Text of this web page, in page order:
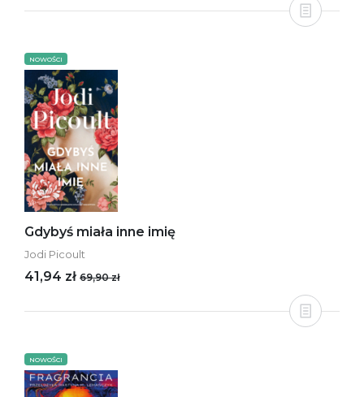
NOWOŚCI
Gdybyś miała inne imię
Jodi Picoult
41,94 zł 69,90 zł
NOWOŚCI